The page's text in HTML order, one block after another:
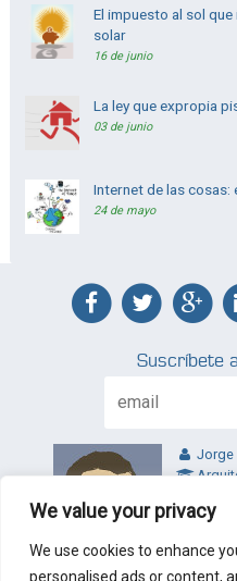
We value your privacy
We use cookies to enhance
personalised ads or content,
El impuesto al sol
solar
16 de junio
La ley que expropia
03 de junio
Internet de las cosas:
24 de mayo
Suscríbete
Jorge